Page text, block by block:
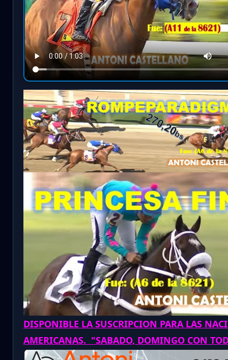
DISPONIBLE LA SUSCRIPCION PARA LAS
AMERICANAS. "SABADO, DOMINGO CON